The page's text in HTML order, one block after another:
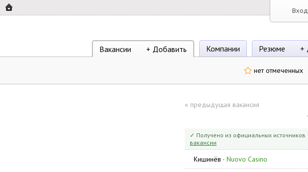
Вход
Вакансии + Добавить Компании Резюме +
нет отмеченных
« предыдущая вакансия
✓ Получено из официальных
вакансии
Кишинёв · Nuovo Casino